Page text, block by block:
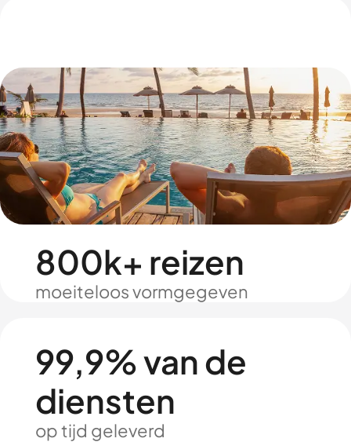
800k+ reizen
moeiteloos vormgegeven
99,9% van de
diensten
op tijd geleverd